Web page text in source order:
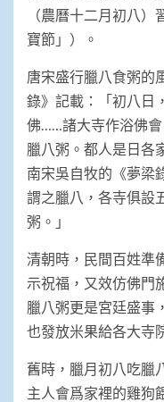
（農曆十二月初八
寶節」）。
唐宋盛行臘八食粥的
錄》記載：「初八日
佛……諸大寺作浴佛會
臘八粥。都人是日各
南宋吳自牧的《夢梁
謂之臘八，各寺俱設
粥。」
清朝時，民間百姓準
示祝福，又效仿佛門
臘八粥更是宮廷盛事
也發放米果給各大寺
舊時，臘月初八吃臘
主人會爲家裡的雞狗